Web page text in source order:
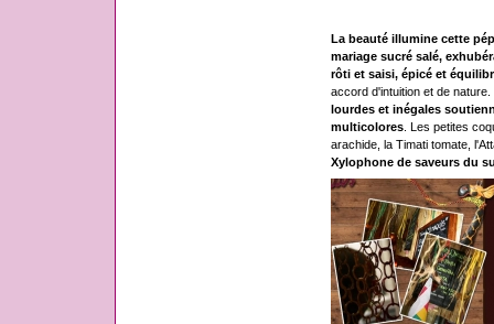
La beauté illumine cette
mariage sucré salé,
rôti et saisi, épicé et
accord d'intuition et de nature.
lourdes et inégales
multicolores. Les petites
arachide, la Timati tomate,
Xylophone de saveurs du